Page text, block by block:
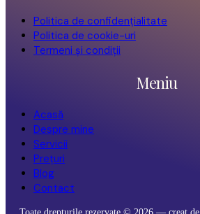
Politica de confidențialitate
Politica de cookie-uri
Termeni și condiții
Meniu
Acasă
Despre mine
Servicii
Prețuri
Blog
Contact